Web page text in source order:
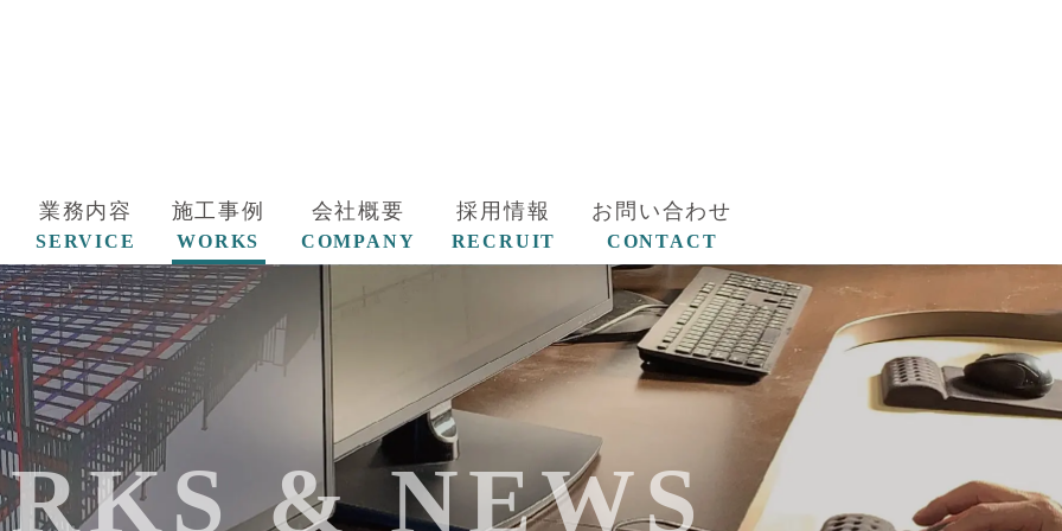
業務内容
SERVICE
施工事例
WORKS
会社概要
COMPANY
採用情報
RECRUIT
お問い合わせ
CONTACT
& NEWS